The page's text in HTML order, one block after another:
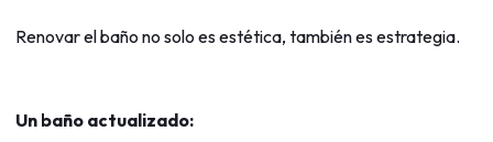
Renovar el baño no solo es estética, también es estrategia.
Un baño actualizado: